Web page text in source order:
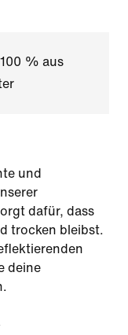
% aus
und
dafür, dass
trocken bleibst.
deine